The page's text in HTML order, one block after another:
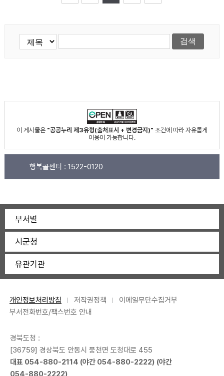
이 게시물은 "공공누리 제3유형(출처표시 + 변경금지)" 조건에 따라 자유롭게
이용이 가능합니다.
행복콜센터 : 1522-0120
부서별
시군청
유관기관
개인정보처리방침 저작권정책
이메일무단수집거부
부서전화번호/팩스번호 안내
경북도청 :
[36759] 경상북도 안동시 풍천면 도청대로 455
대표 054-880-2114 (야간 054-880-2222) (야간
054-880-2222)